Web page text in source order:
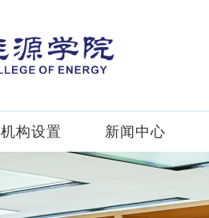
机构设置 新闻中心